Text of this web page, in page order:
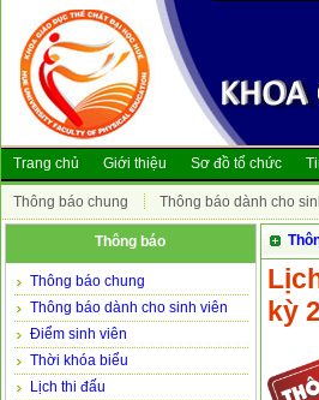
Trang chủ Giới thiệu Sơ đồ tổ chức
Thông báo chung Thông báo dành cho
Thông báo
Thông báo chung
Thông báo dành cho sinh viên
Điểm sinh viên
Thời khóa biểu
Lịch thi đấu
kỳ